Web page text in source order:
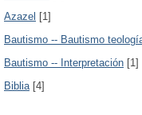
Azazel [1]
Bautismo -- Bautismo
Bautismo -- Interpretación [1]
Biblia[4]